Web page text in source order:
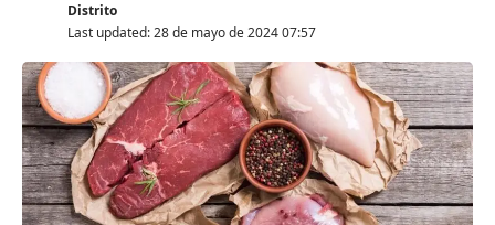
Last updated: 28 de mayo de 2024 07:57
Distrito